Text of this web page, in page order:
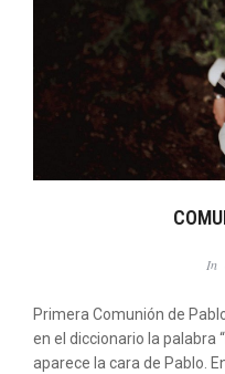
In
Primera Comunión de
en el diccionario la palabra
aparece la cara de Pablo.